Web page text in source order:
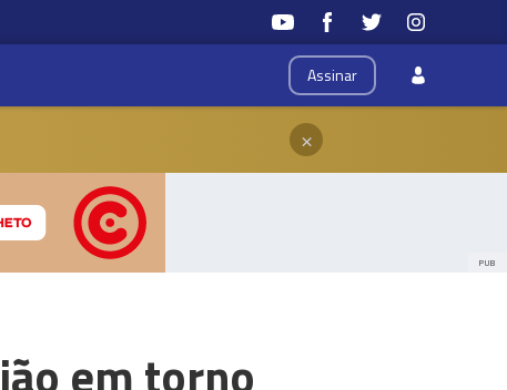
Assinar
×
PUB
em torno